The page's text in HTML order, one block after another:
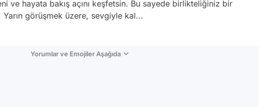
ve hayata bakış açını keşfetsin. Bu sayede birlikteliğiniz bir
görüşmek üzere, sevgiyle kal...
Yorumlar ve Emojiler Aşağıda